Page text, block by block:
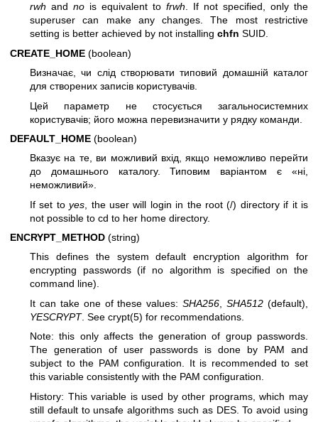
rwh and no is equivalent to frwh. If not specified, only the
superuser can make any changes. The most restrictive
setting is better achieved by not installing chfn SUID.
CREATE_HOME (boolean)
Визначає, чи слід створювати типовий домашній каталог
для створених записів користувачів.
Цей параметр не стосується загальносистемних
користувачів; його можна перевизначити у рядку команди.
DEFAULT_HOME (boolean)
Вказує на те, ви можливий вхід, якщо неможливо перейти
до домашнього каталогу. Типовим варіантом є «ні,
неможливий».
If set toyes , the user will login in the root (/) directory if it is
not possible to cd to her home directory.
ENCRYPT_METHOD (string)
This defines the system default encryption algorithm for
encrypting passwords (if no algorithm is specified on the
command line).
It can take one of these values:SHA256 ,SHA512 (default),
YESCRYPT. See crypt(5) for recommendations.
Note: this only affects the generation of group passwords.
The generation of user passwords is done by PAM and
subject to the PAM configuration. It is recommended to set
this variable consistently with the PAM configuration.
History: This variable is used by other programs, which may
still default to unsafe algorithms such as DES. To avoid using